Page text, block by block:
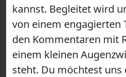
kannst. Begleitet wird
von einem engagierten
den Kommentaren mit
einem kleinen
steht. Du möchtest uns